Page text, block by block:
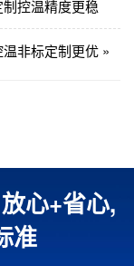
控温精度更稳
非标定制更优 »
心+省心,
准